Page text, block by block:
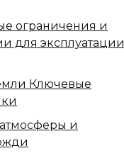
ограничения и
для эксплуатации
Ключевые
и